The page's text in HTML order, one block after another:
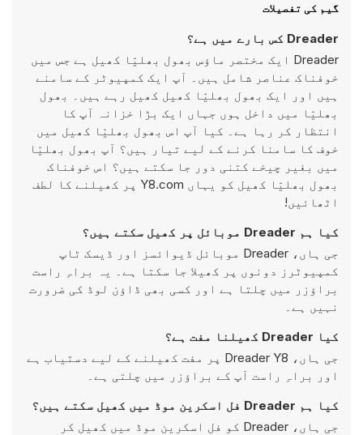
گیم کی تفصیلات
Dreader کس بارے میں ہے؟
Dreader ایک مختصر ماؤس بھول بھلیّا کھیل ہے جس میں
خوفناک عناصر شامل ہیں۔ آپ ایک کمپیوٹر کے سامنے
ہیں اور ایک بھول بھلیّا کھیل کھیل رہے ہیں۔ بھول
بھلیّا میں داخل ہوں جہاں ایک بڑا خزانہ آپ کا
انتظار کر رہا ہے۔ کیا آپ اس بھول بھلیّا کھیل میں
خوف کا سامنا کرنے کے لیے تیار ہیں؟ آپ بھول بھلیّا
میں بغیر چیخے کتنی دور جا سکتے ہیں؟ اس خوفناک
بھول بھلیّا کھیل کو یہاں Y8.com پر کھیلنے کا لطف
اٹھائیں!
کیا ہم Dreader موبائل پر کھیل سکتے ہیں؟
جی ہاں، Dreader موبائل ڈیوائسز اور ڈیسک ٹاپ
کمپیوٹرز دونوں پر کھیلا جا سکتا ہے۔ یہ براہِ راست
براؤزر میں چلتا ہے اور کسی بھی ڈاؤن لوڈ کی ضرورت
نہیں ہے۔
کیا Dreader کھیلنا مفت ہے؟
جی ہاں، Dreader Y8 پر مفت کھیلنے کے لیے دستیاب ہے
اور براہِ راست آپ کے براؤزر میں چلتی ہے۔
کیا ہم Dreader فل اسکرین موڈ میں کھیل سکتے ہیں؟
جی ہاں، Dreader کو فل اسکرین موڈ میں کھیل کر